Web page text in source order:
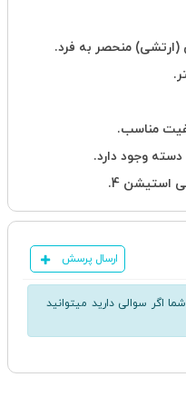
منحصر به فرد.
مناسب.
وجود دارد.
استیشن 4.
ارسال پرسش
سوالی دارید میتوانید